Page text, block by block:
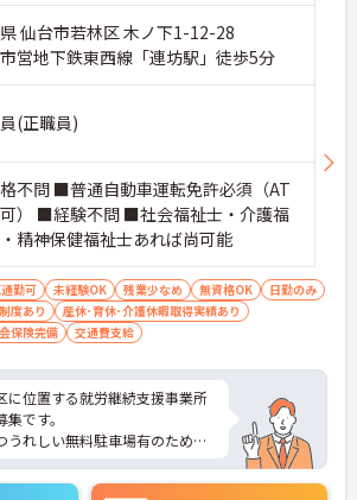
仙台市若林区 木ノ下1-12-28
営地下鉄東西線「連坊駅」徒歩5分
(正職員)
不問 ■普通自動車運転免許必須（AT
） ■経験不問 ■社会福祉士・介護福
精神保健福祉士あれば尚可能
勤可 未経験OK 残業少なめ 無資格OK
日勤のみ
度あり
産休･育休･介護休暇取得実績あり
保険完備 交通費支給
に位置する就労継続支援事業所
です。
れしい無料駐車場有のため、
修制度があります！